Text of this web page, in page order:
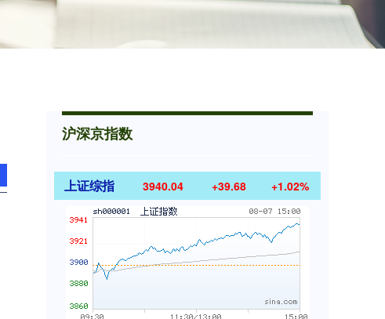
沪深京指数
上证综指 3940.04 +39.68 +1.02%